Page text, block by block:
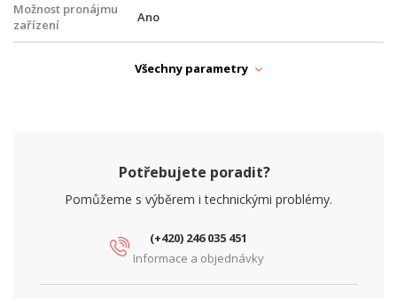
Možnost pronájmu
zařízení
Ano
Ano
Ne
Ano
Všechny parametry
Potřebujete poradit?
Pomůžeme s výběrem i technickými problémy.
(+420) 246 035 451
Informace a objednávky